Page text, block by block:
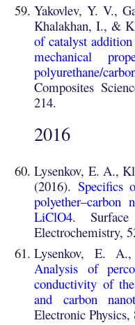
Yakovlev, Y. V.,
Khalakhan, I., &
of catalyst
mechanical
polyurethane/
Composites
214.
2016
Lysenkov, E. A.,
(2016). Specifics
polyether–carbon
LiClO4. Surface
Electrochemistry,
Lysenkov, E.
Analysis of
conductivity of
and carbon
Electronic Physics,